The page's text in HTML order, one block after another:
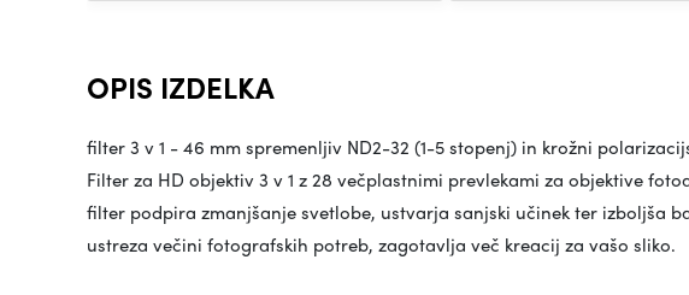
OPIS IZDELKA
filter 3 v 1 - 46 mm spremenljiv ND2-32 (1-5 stopenj) in krožni
Filter za HD objektiv 3 v 1 z 28 večplastnimi prevlekami za objektive
filter podpira zmanjšanje svetlobe, ustvarja sanjski učinek ter izboljša
ustreza večini fotografskih potreb, zagotavlja več kreacij za vašo sliko.